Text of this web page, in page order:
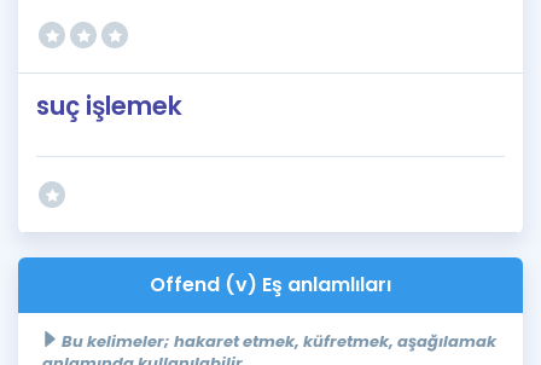
suç işlemek
Offend (v) Eş anlamlıları
Bu kelimeler; hakaret etmek, küfretmek, aşağılamak